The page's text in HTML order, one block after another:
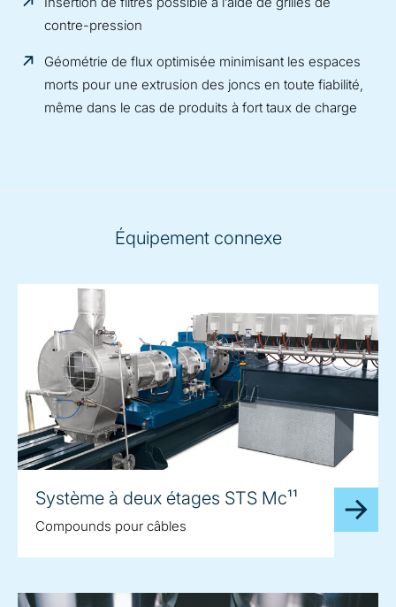
contre-pression
Géométrie de flux optimisée minimisant les espaces
morts pour une extrusion des joncs en toute fiabilité,
même dans le cas de produits à fort taux de charge
Équipement connexe
Système à deux étages STS Mc¹¹
Compounds pour câbles